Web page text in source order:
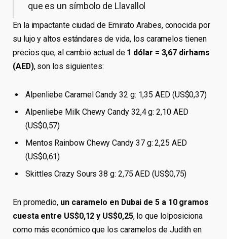
que es un símbolo de Llavallol
En la impactante ciudad de Emirato Arabes, conocida por
su lujo y altos estándares de vida, los caramelos tienen
precios que, al cambio actual de 1 dólar = 3,67 dirhams
(AED), son los siguientes:
Alpenliebe Caramel Candy 32 g: 1,35 AED (US$0,37)
Alpenliebe Milk Chewy Candy 32,4 g: 2,10 AED
(US$0,57)
Mentos Rainbow Chewy Candy 37 g: 2,25 AED
(US$0,61)
Skittles Crazy Sours 38 g: 2,75 AED (US$0,75)
En promedio, un caramelo en Dubai de 5 a 10 gramos
cuesta entre US$0,12 y US$0,25, lo que lolposiciona
como más económico que los caramelos de Judith en